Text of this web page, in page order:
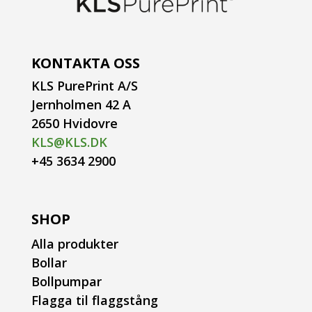
KONTAKTA OSS
KLS PurePrint A/S
Jernholmen 42 A
2650 Hvidovre
KLS@KLS.DK
+45 3634 2900
SHOP
Alla produkter
Bollar
Bollpumpar
Flagga til flaggstång